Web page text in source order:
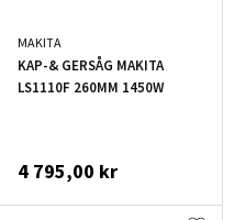
MAKITA
KAP-& GERSÅG MAKITA
LS1110F 260MM 1450W
4 795,00 kr